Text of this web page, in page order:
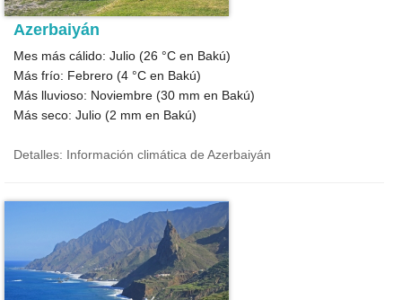
Azerbaiyán
Mes más cálido: Julio (26 °C en Bakú)
Más frío: Febrero (4 °C en Bakú)
Más lluvioso: Noviembre (30 mm en Bakú)
Más seco: Julio (2 mm en Bakú)
Detalles: Información climática de Azerbaiyán